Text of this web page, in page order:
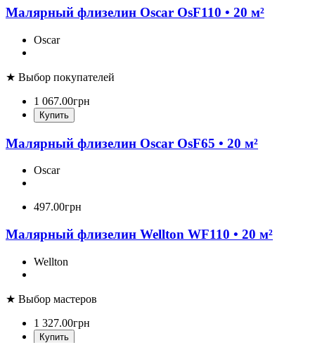
Малярный флизелин Oscar OsF110 • 20 м²
Oscar
★ Выбор покупателей
1 067.00грн
Купить
Малярный флизелин Oscar OsF65 • 20 м²
Oscar
497.00грн
Малярный флизелин Wellton WF110 • 20 м²
Wellton
★ Выбор мастеров
1 327.00грн
Купить